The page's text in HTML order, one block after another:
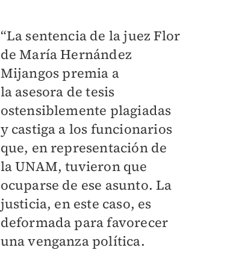
“La sentencia de la juez Flor
de María Hernández
Mijangos premia a
la asesora de tesis
ostensiblemente plagiadas
y castiga a los funcionarios
que, en representación de
la UNAM, tuvieron que
ocuparse de ese asunto. La
justicia, en este caso, es
deformada para favorecer
una venganza política.